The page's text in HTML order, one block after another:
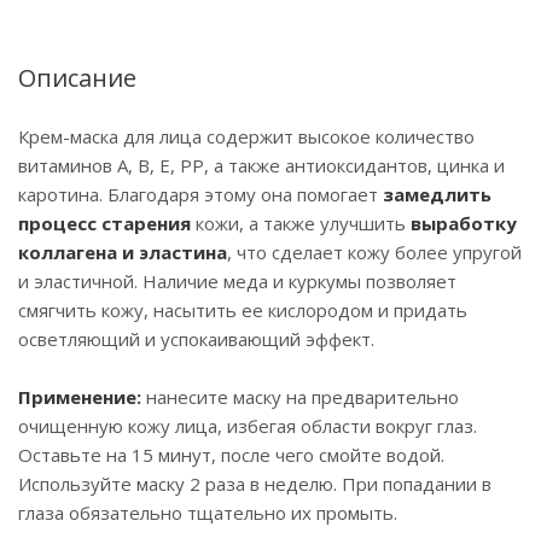
Описание
Крем-маска для лица содержит высокое количество
витаминов А, В, Е, РР, а также антиоксидантов, цинка и
каротина. Благодаря этому она помогает замедлить
процесс старения кожи, а также улучшить выработку
коллагена и эластина, что сделает кожу более упругой
и эластичной. Наличие меда и куркумы позволяет
смягчить кожу, насытить ее кислородом и придать
осветляющий и успокаивающий эффект.
Применение: нанесите маску на предварительно
очищенную кожу лица, избегая области вокруг глаз.
Оставьте на 15 минут, после чего смойте водой.
Используйте маску 2 раза в неделю. При попадании в
глаза обязательно тщательно их промыть.